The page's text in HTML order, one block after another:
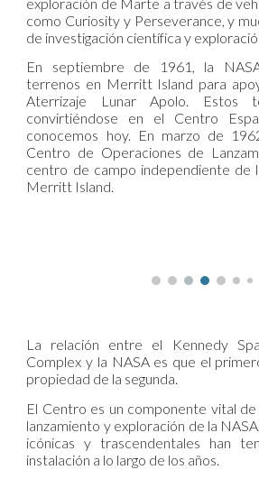
como Curiosity y Perseverance, y
de investigación científica y
En septiembre de 1961, la
terrenos en Merritt Island para
Aterrizaje Lunar Apolo. Estos
convirtiéndose en el Centro
conocemos hoy. En marzo de
Centro de Operaciones de
centro de campo independiente de
Merritt Island.
La relación entre el Kennedy
Complex y la NASA es que el
propiedad de la segunda.
El Centro es un componente vital
lanzamiento y exploración de la
icónicas y trascendentales han
instalación a lo largo de los años.